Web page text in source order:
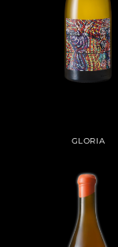
GLORIA